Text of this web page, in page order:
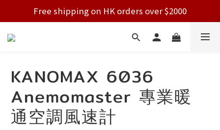
Free shipping on HK orders over $2000
Free shipping on HK orders over $2000
KANOMAX 6036
Anemomaster 專業暖
通空調風速計